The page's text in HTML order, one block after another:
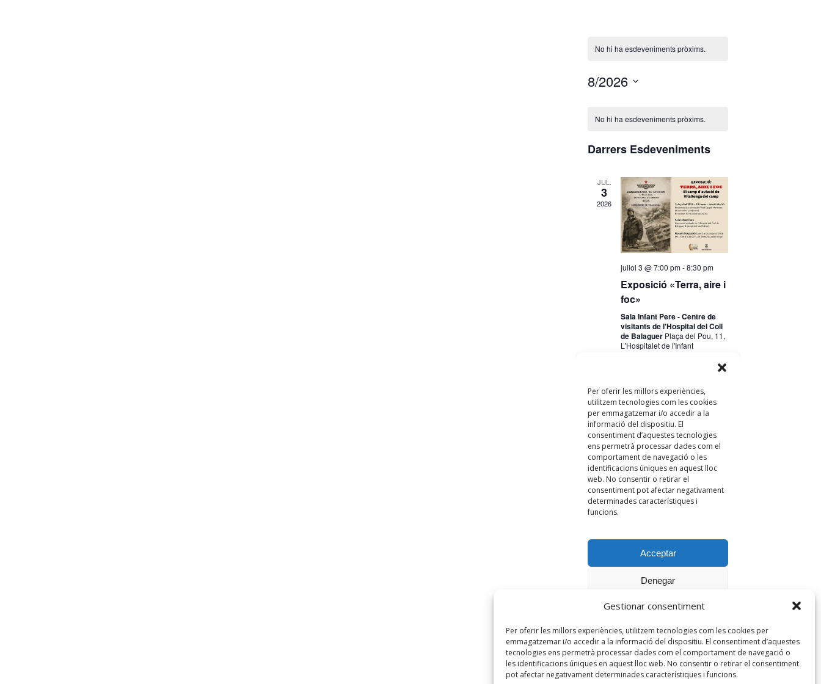
Gestionar consentiment
Per oferir les millors experiències, utilitzem tecnologies com les cookies per
emmagatzemar i/o accedir a la informació del dispositiu. El consentiment d’aquestes
tecnologies ens permetrà processar dades com el comportament de navegació o
les identificacions úniques en aquest lloc web. No consentir o retirar el consentiment
pot afectar negativament determinades característiques i funcions.